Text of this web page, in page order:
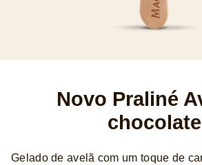
Novo Praliné
chocolate
Gelado de avelã com um toque de